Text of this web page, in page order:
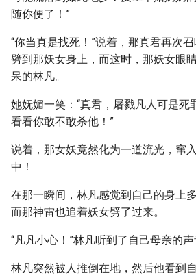
随你便了！”
“你当真是找死！”说着，那真君再次
劈到那妖女身上，而这时，那妖女眼
呆的林凡。
她妩媚一笑：“真君，屠戮凡人可是死
看看你敢不敢杀他！”
说着，那女妖竟然化为一道流光，窜
中！
在那一瞬间，林凡感觉到自己的身上
而那神雷也追着妖女劈了过来。
“凡凡小心！”林凡听到了自己母亲的声
林凡突然被人推倒在地，然后他看到